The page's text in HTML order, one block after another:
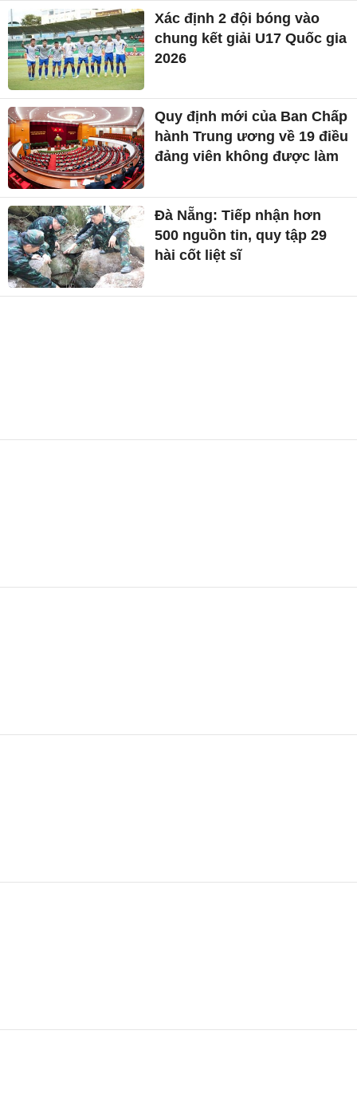
Xác định 2 đội bóng vào
chung kết giải U17 Quốc gia
2026
Quy định mới của Ban Chấp
hành Trung ương về 19 điều
đảng viên không được làm
Đà Nẵng: Tiếp nhận hơn
500 nguồn tin, quy tập 29
hài cốt liệt sĩ